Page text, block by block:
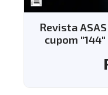
Revista
cupom